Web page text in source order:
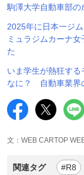
駒澤大学自動車部の
2025年に日本一ジ
ミュラジムカーナ
た
いま学生が熱狂す
なに？ 自動車業界
文：WEB CARTOP
関連タグ #R8